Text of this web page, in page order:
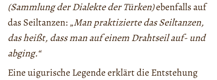
(Sammlung der Dialekte der Türken)ebenfalls auf
das Seiltanzen: „Man praktizierte das Seiltanzen,
das heißt, dass man auf einem Drahtseil auf- und
abging.“
Eine uigurische Legende erklärt die Entstehung